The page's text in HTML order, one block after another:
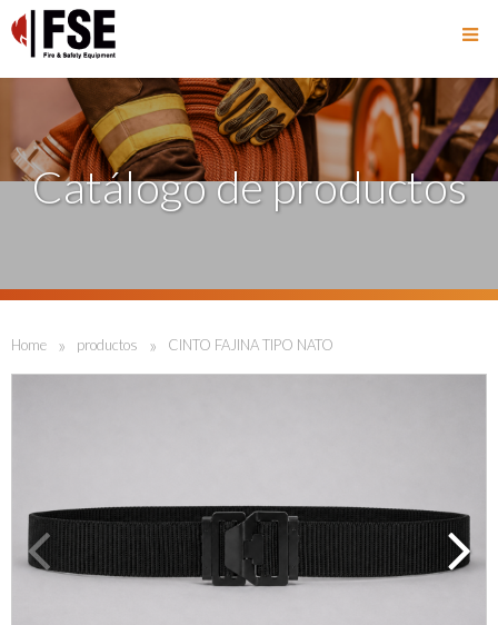
Catálogo de productos
Home » productos » CINTO FAJINA TIPO NATO